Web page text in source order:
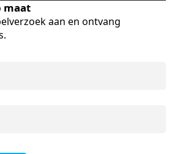
maat
aan en ontvang